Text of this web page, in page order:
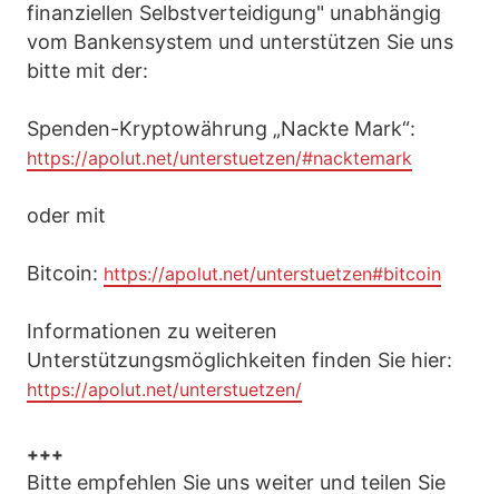
finanziellen Selbstverteidigung" unabhängig
vom Bankensystem und unterstützen Sie uns
bitte mit der:
Spenden-Kryptowährung „Nackte Mark“:
https://apolut.net/unterstuetzen/#nacktemark
oder mit
Bitcoin: https://apolut.net/unterstuetzen#bitcoin
Informationen zu weiteren
Unterstützungsmöglichkeiten finden Sie hier:
https://apolut.net/unterstuetzen/
+++
Bitte empfehlen Sie uns weiter und teilen Sie